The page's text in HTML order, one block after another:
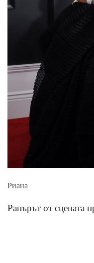
Риана
Рапърът от сцената